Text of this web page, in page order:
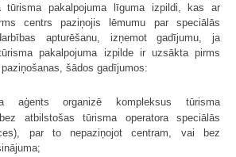
tūrisma pakalpojuma līguma izpildi, kas ar
centrs paziņojis lēmumu par speciālās
apturēšanu, izņemot gadījumu, ja
pakalpojuma izpilde ir uzsākta pirms
šādos gadījumos:
aģents organizē kompleksus tūrisma
atbilstošas tūrisma operatora speciālās
par to nepaziņojot centram, vai bez